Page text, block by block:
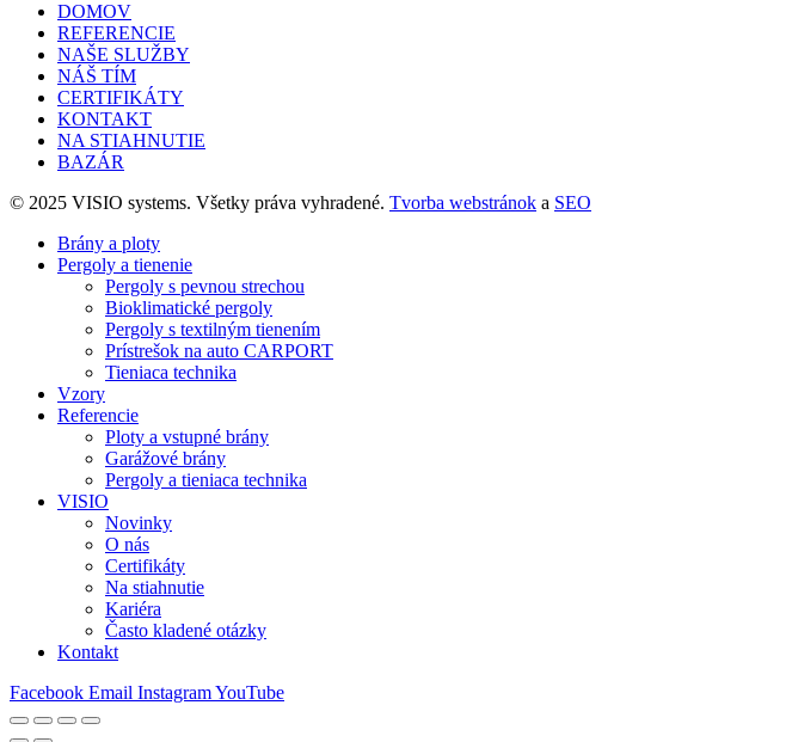
DOMOV
REFERENCIE
NAŠE SLUŽBY
NÁŠ TÍM
CERTIFIKÁTY
KONTAKT
NA STIAHNUTIE
BAZÁR
© 2025 VISIO systems. Všetky práva vyhradené. Tvorba webstránok a SEO
Brány a ploty
Pergoly a tienenie
Pergoly s pevnou strechou
Bioklimatické pergoly
Pergoly s textilným tienením
Prístrešok na auto CARPORT
Tieniaca technika
Vzory
Referencie
Ploty a vstupné brány
Garážové brány
Pergoly a tieniaca technika
VISIO
Novinky
O nás
Certifikáty
Na stiahnutie
Kariéra
Často kladené otázky
Kontakt
Facebook Email InstagramYouTube